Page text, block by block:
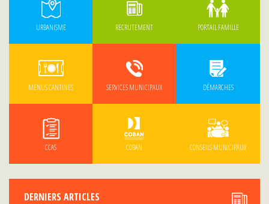
URBANISME RECRUTEMENT PORTAIL FAMILLE
MENUS CANTINES SERVICES MUNICIPAUX DÉMARCHES
CCAS COBAN CONSEILS MUNICIPAUX
DERNIERS ARTICLES